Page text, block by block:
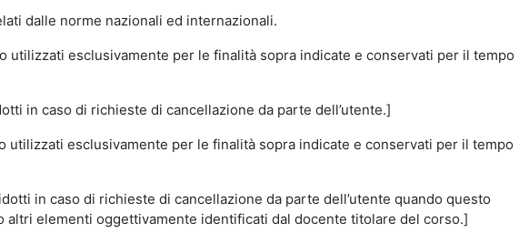
dalle norme nazionali ed internazionali.
esclusivamente per le finalità sopra indicate e conservati per il tempo
in caso di richieste di cancellazione da parte dell’utente.]
esclusivamente per le finalità sopra indicate e conservati per il tempo
in caso di richieste di cancellazione da parte dell’utente quando questo
elementi oggettivamente identificati dal docente titolare del corso.]